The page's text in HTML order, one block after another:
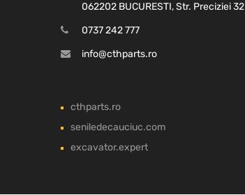
062202 BUCURESTI, Str. Preciziei 32
0737 242 777
info@cthparts.ro
cthparts.ro
seniledecauciuc.com
excavator.expert